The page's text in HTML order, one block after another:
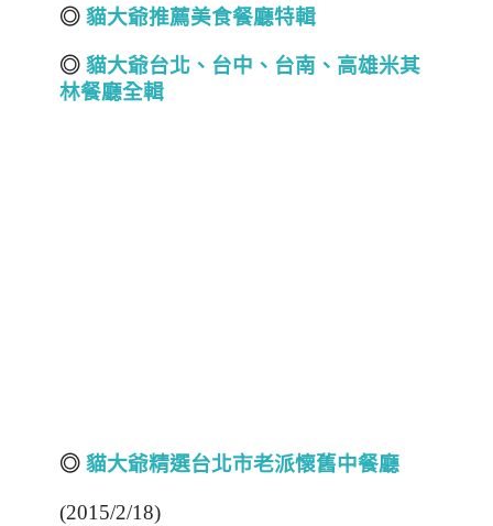
◎ 貓大爺推薦美食餐廳特輯
◎ 貓大爺台北 、 台中 、 台南 、 高雄米其
林餐廳全輯
◎ 貓大爺精選台北市老派懷舊中餐廳
(2015/2/18)